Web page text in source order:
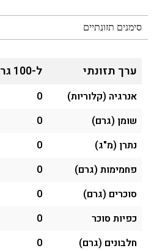
סימנים תזונתיים
ערך תזונתי ל-100 גרם
אנרגיה (קלוריות) 0
שומן (גרם)
0
נתרן (מ"ג)
0
פחמימות (גרם)
0
סוכרים (גרם)
0
כפיות סוכר
0
חלבונים (גרם)
0